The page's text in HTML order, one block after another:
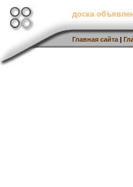
доска
Главная сайта |